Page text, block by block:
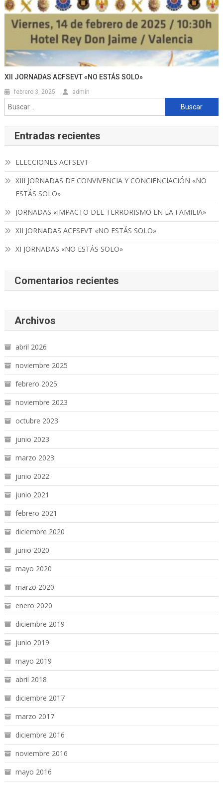
XII JORNADAS ACFSEVT «NO ESTÁS SOLO»
febrero 3, 2025 admin
Buscar:
Entradas recientes
ELECCIONES ACFSEVT
XIII JORNADAS DE CONVIVENCIA Y CONCIENCIACIÓN «NO
ESTÁS SOLO»
JORNADAS «IMPACTO DEL TERRORISMO EN LA FAMILIA»
XII JORNADAS ACFSEVT «NO ESTÁS SOLO»
XI JORNADAS «NO ESTÁS SOLO»
Comentarios recientes
Archivos
abril 2026
noviembre 2025
febrero 2025
noviembre 2023
octubre 2023
junio 2023
marzo 2023
junio 2022
junio 2021
febrero 2021
diciembre 2020
junio 2020
mayo 2020
marzo 2020
enero 2020
diciembre 2019
junio 2019
mayo 2019
abril 2018
diciembre 2017
marzo 2017
diciembre 2016
noviembre 2016
mayo 2016